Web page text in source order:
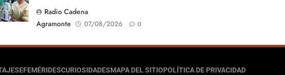
Radio Cadena
Agramonte
07/08/2026 0
EFEMÉRIDESCURIOSIDADESMAPA DEL SITIOPOLÍTICA DE PRIVACIDAD